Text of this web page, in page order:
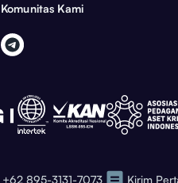
Komunitas Kami
+62 895-3131-7073
Kirim